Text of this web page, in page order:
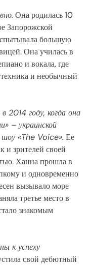
Она родилась 10
Запорожской
большую
Она училась в
и вокала, где
техника и необычный
2014 году, когда она
– украинской
шоу «The Voice». Ее
и зрителей своей
Ханна прошла в
и одновременно
вызывало море
третье место в
знакомым
к успеху
свой дебютный